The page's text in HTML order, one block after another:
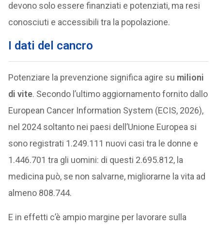
devono solo essere finanziati e potenziati, ma resi
conosciuti e accessibili tra la popolazione.
I dati del cancro
Potenziare la prevenzione significa agire su milioni
di vite. Secondo l’ultimo aggiornamento fornito dallo
European Cancer Information System (ECIS, 2026),
nel 2024 soltanto nei paesi dell’Unione Europea si
sono registrati 1.249.111 nuovi casi tra le donne e
1.446.701 tra gli uomini: di questi 2.695.812, la
medicina può, se non salvarne, migliorarne la vita ad
almeno 808.744.
E in effetti c’è ampio margine per lavorare sulla